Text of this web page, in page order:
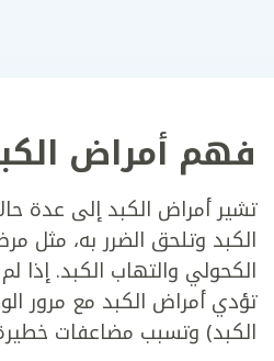
فهم أمراض
تشير أمراض الكبد إلى عدة
الكبد وتلحق الضرر به، مثل
الكحولي والتهاب الكبد. إذا
تؤدي أمراض الكبد مع مرور
الكبد) وتسبب مضاعفات